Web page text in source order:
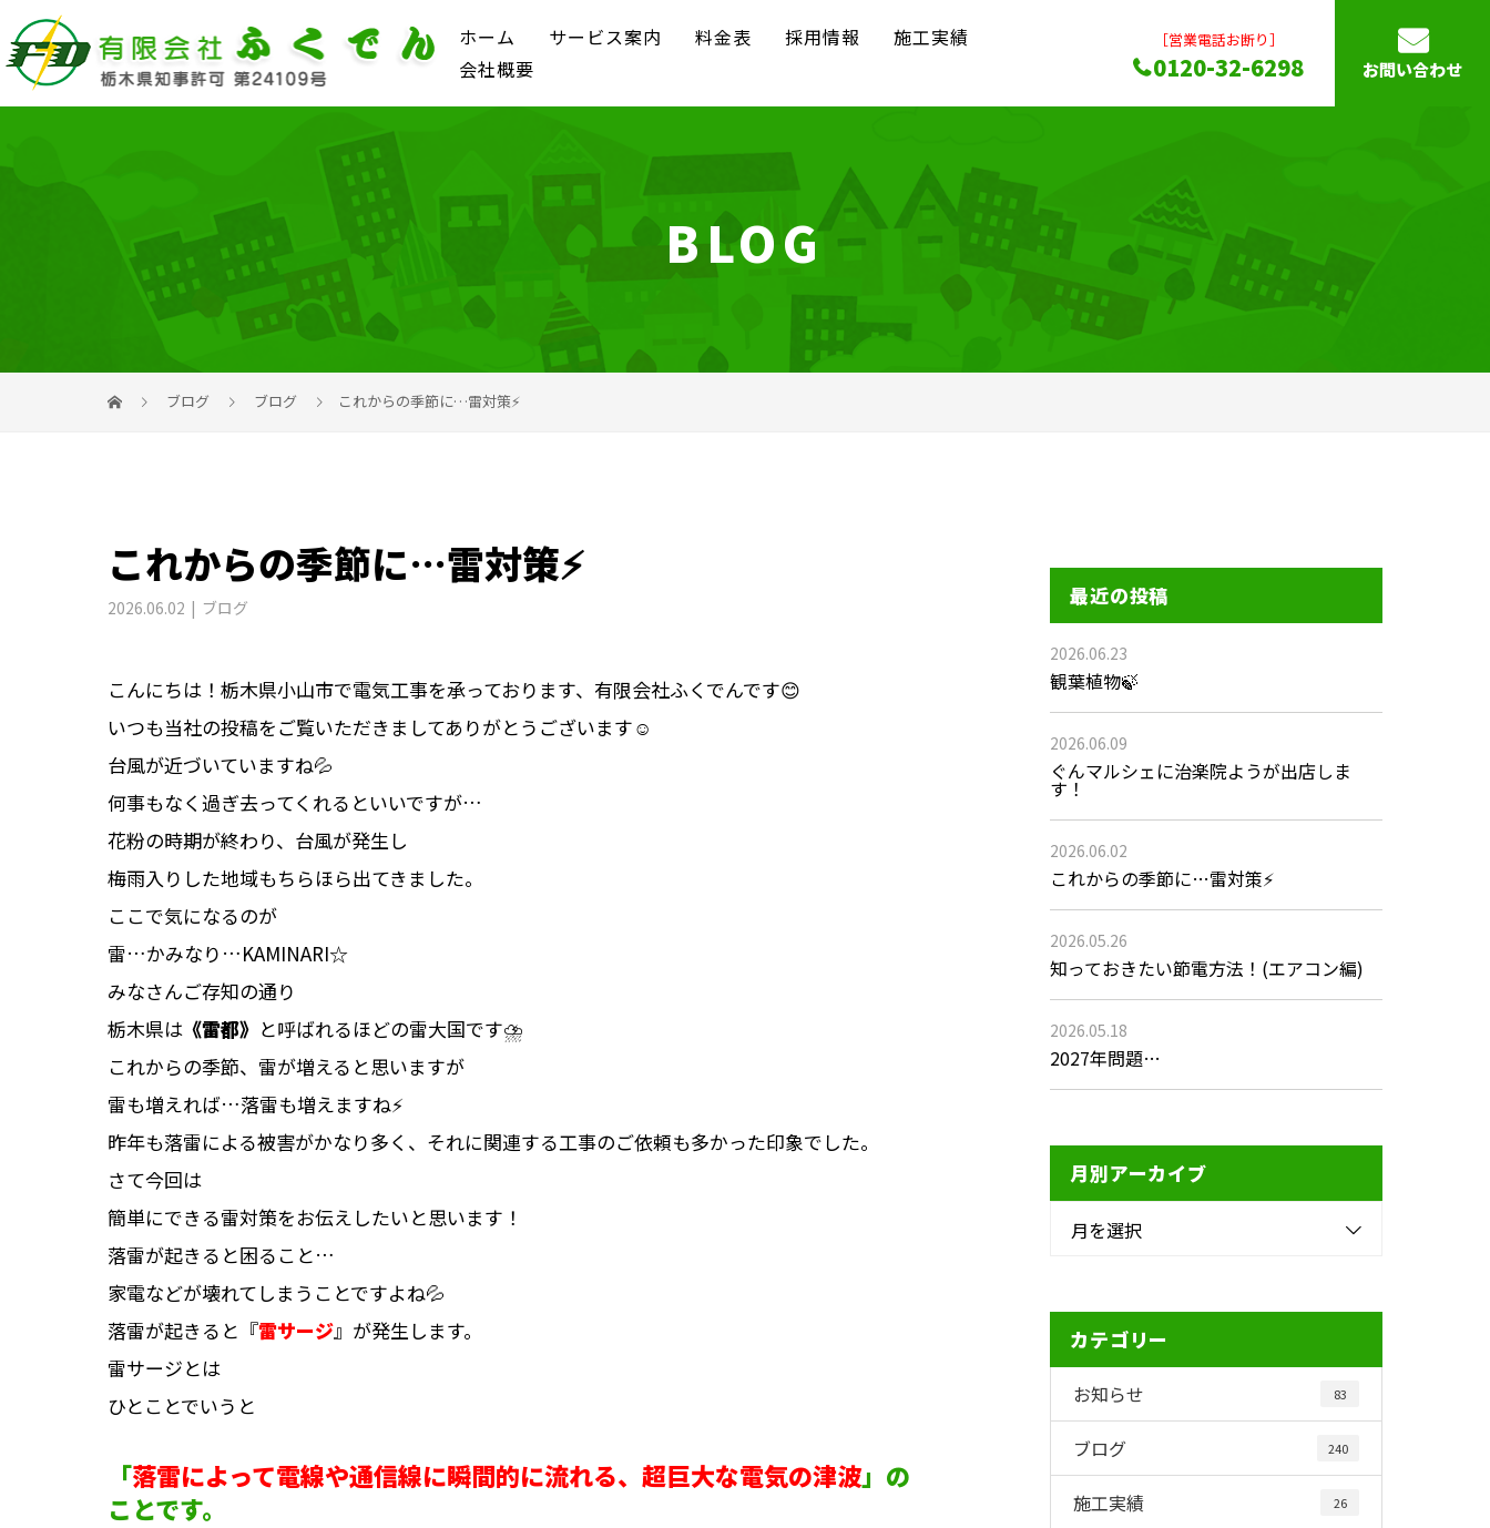
ホーム サービス案内 料金表 採用情報
施工実績
会社概要
［営業電話お断り］
0120-32-6298 お問い合わせ
BLOG
ブログ ブログ これからの季節に…雷対策⚡
これからの季節に…雷対策⚡
2026.06.02 ブログ
こんにちは！栃木県小山市で電気工事を承っております、有限会社ふくでんです😊
いつも当社の投稿をご覧いただきましてありがとうございます☺️
台風が近づいていますね💦
何事もなく過ぎ去ってくれるといいですが…
花粉の時期が終わり、台風が発生し
梅雨入りした地域もちらほら出てきました。
ここで気になるのが
雷…かみなり…KAMINARI☆
みなさんご存知の通り
栃木県は 《雷都》 と呼ばれるほどの雷大国です⛈
これからの季節、雷が増えると思いますが
雷も増えれば…落雷も増えますね⚡
昨年も落雷による被害がかなり多く、それに関連する工事のご依頼も多かった印象でした。
さて今回は
簡単にできる雷対策をお伝えしたいと思います！
落雷が起きると困ること…
家電などが壊れてしまうことですよね💦
落雷が起きると『雷サージ』が発生します。
雷サージとは
ひとことでいうと
「落雷によって電線や通信線に瞬間的に流れる、超巨大な電気の津波」の
ことです。
最近の投稿
2026.06.23
観葉植物🍃
2026.06.09
ぐんマルシェに治楽院ようが出店しま
す！
2026.06.02
これからの季節に…雷対策⚡
2026.05.26
知っておきたい節電方法！(エアコン編)
2026.05.18
2027年問題…
月別アーカイブ
月を選択
カテゴリー
お知らせ 83
ブログ 240
施工実績 26